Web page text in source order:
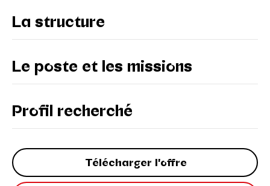
La structure
Le poste et les missions
Profil recherché
Télécharger l'offre